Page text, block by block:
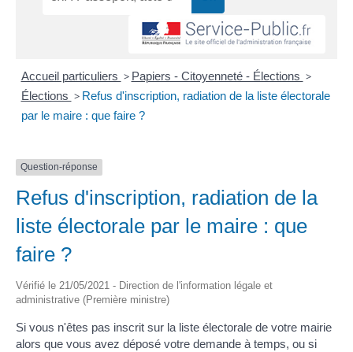
Accueil particuliers > Papiers - Citoyenneté - Élections >
Élections > Refus d'inscription, radiation de la liste électorale
par le maire : que faire ?
Question-réponse
Refus d'inscription, radiation de la
liste électorale par le maire : que
faire ?
Vérifié le 21/05/2021 - Direction de l'information légale et
administrative (Première ministre)
Si vous n'êtes pas inscrit sur la liste électorale de votre mairie
alors que vous avez déposé votre demande à temps, ou si